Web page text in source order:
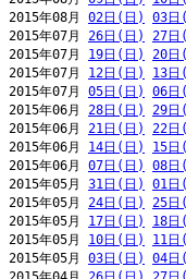
2015年08月 02日(日) 03日
2015年07月 26日(日) 27日
2015年07月 19日(日) 20日
2015年07月 12日(日) 13日
2015年07月 05日(日) 06日
2015年06月 28日(日) 29日
2015年06月 21日(日) 22日
2015年06月 14日(日) 15日
2015年06月 07日(日) 08日
2015年05月 31日(日) 01日
2015年05月 24日(日) 25日
2015年05月 17日(日) 18日
2015年05月 10日(日) 11日
2015年05月 03日(日) 04日